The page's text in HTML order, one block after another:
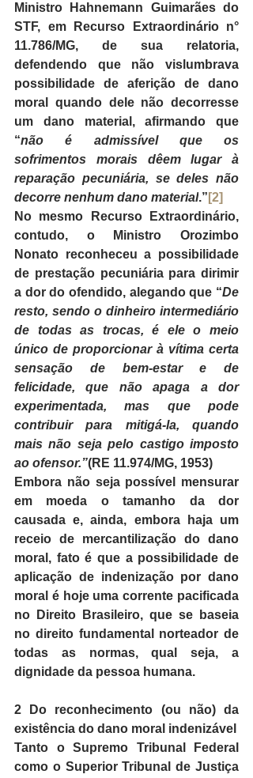
Ministro
Hahnemann Guimarães do
STF, em Recurso Extraordinário n°
11.786/MG, de sua relatoria,
defendendo que não vislumbrava
possibilidade de aferição de dano
moral quando dele não decorresse
um dano material, afirmando que
“não é admissível que os
sofrimentos morais dêem lugar à
reparação pecuniária, se deles não
decorre nenhum dano material.” [2]
No mesmo Recurso Extraordinário,
contudo, o Ministro Orozimbo
Nonato reconheceu a possibilidade
de prestação pecuniária para dirimir
a dor do ofendido, alegando que “De
resto, sendo o dinheiro intermediário
de todas as trocas, é ele o meio
único de proporcionar à vítima certa
sensação de bem-estar e de
felicidade, que não apaga a dor
experimentada, mas que pode
contribuir para mitigá-la, quando
mais não seja pelo castigo imposto
ao ofensor.”(RE 11.974/MG, 1953)
Embora não seja possível mensurar
em moeda o tamanho da dor
causada e, ainda, embora haja um
receio de mercantilização do dano
moral, fato é que a possibilidade de
aplicação de indenização por dano
moral é hoje uma corrente pacificada
no Direito Brasileiro, que se baseia
no direito fundamental norteador de
todas as normas, qual seja, a
dignidade da pessoa humana.
2 Do reconhecimento (ou não) da
existência do dano moral indenizável
Tanto o Supremo Tribunal Federal
como o Superior Tribunal de Justiça